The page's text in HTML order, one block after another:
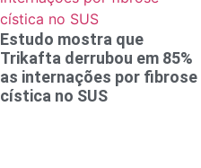
Estudo mostra que
Trikafta derrubou em 85%
as internações por fibrose
cística no SUS